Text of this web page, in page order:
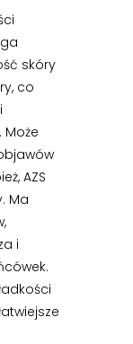
skóry
co
Może
AZS
Ma
i